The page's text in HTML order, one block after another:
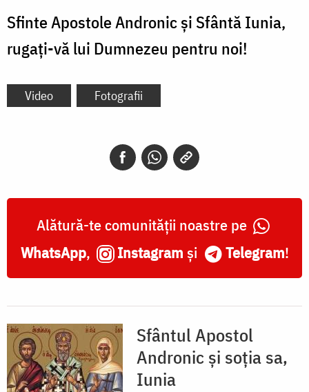
Sfinte Apostole Andronic și Sfântă Iunia,
rugați-vă lui Dumnezeu pentru noi!
Video Fotografii
Alătură-te comunității noastre pe
WhatsApp, Instagram și Telegram!
Sfântul Apostol
Andronic și soția sa,
Iunia